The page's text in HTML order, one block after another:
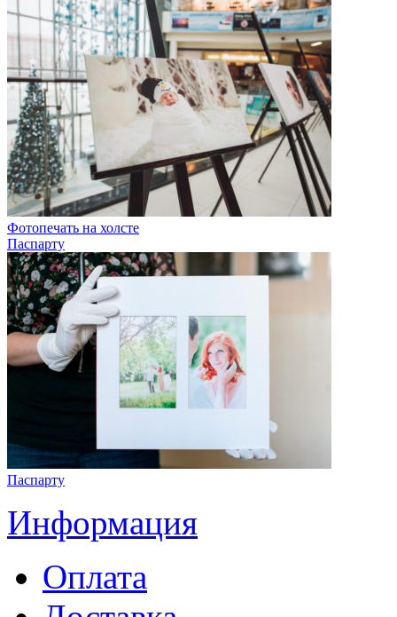
Фотопечать на холсте
Паспарту
Паспарту
Информация
Оплата